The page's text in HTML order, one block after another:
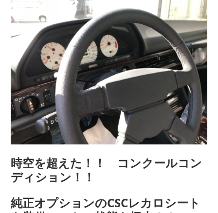
時空を超えた！！ コンクールコン
ディション！！
純正オプションのCSCレカロシート